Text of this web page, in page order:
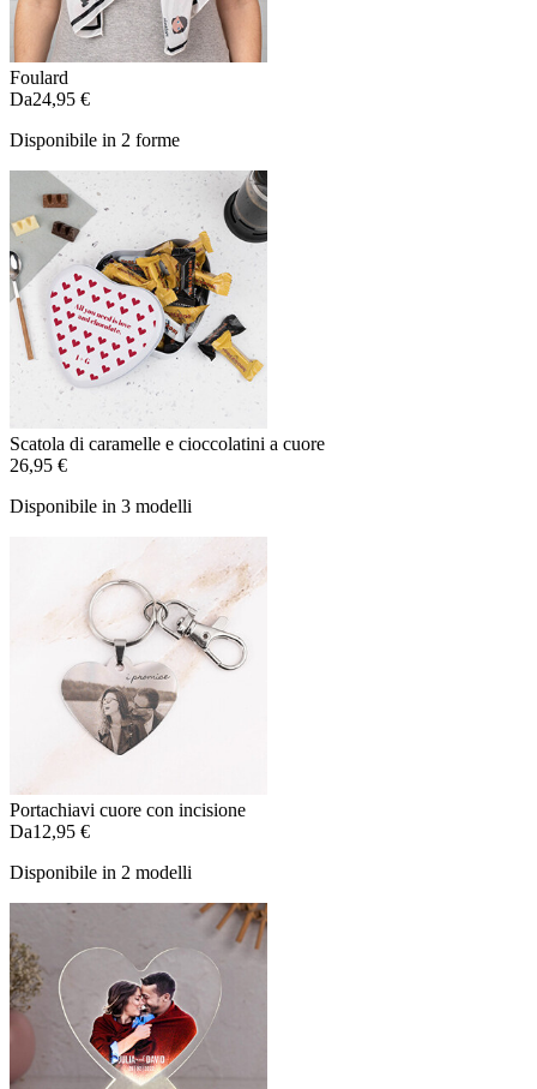
Foulard
Da24,95 €
Disponibile in 2 forme
Scatola di caramelle e cioccolatini a cuore
26,95 €
Disponibile in 3 modelli
Portachiavi cuore con incisione
Da12,95 €
Disponibile in 2 modelli